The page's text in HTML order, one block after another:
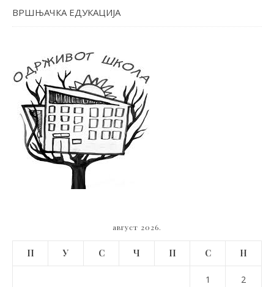
ВРШЊАЧКА ЕДУКАЦИЈА
август 2026.
П У С Ч П С Н
1 2